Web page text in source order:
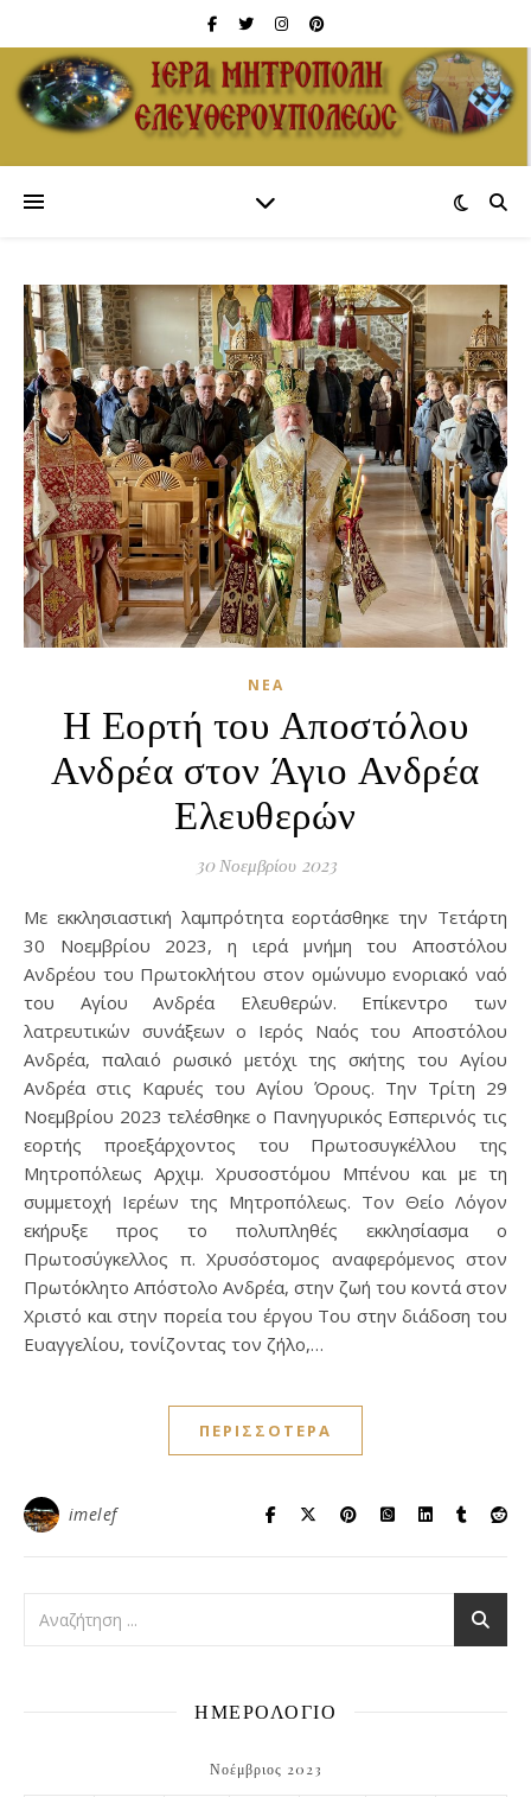
ΝΈΑ
Η Εορτή του Αποστόλου
Ανδρέα στον Άγιο Ανδρέα
Ελευθερών
30 Νοεμβρίου 2023
Με εκκλησιαστική λαμπρότητα εορτάσθηκε την Τετάρτη
30 Νοεμβρίου 2023, η ιερά μνήμη του Αποστόλου
Ανδρέου του Πρωτοκλήτου στον ομώνυμο ενοριακό ναό
του Αγίου Ανδρέα Ελευθερών. Επίκεντρο των
λατρευτικών συνάξεων ο Ιερός Ναός του Αποστόλου
Ανδρέα, παλαιό ρωσικό μετόχι της σκήτης του Αγίου
Ανδρέα στις Καρυές του Αγίου Όρους. Την Τρίτη 29
Νοεμβρίου 2023 τελέσθηκε ο Πανηγυρικός Εσπερινός τις
εορτής προεξάρχοντος του Πρωτοσυγκέλλου της
Μητροπόλεως Αρχιμ. Χρυσοστόμου Μπένου και με τη
συμμετοχή Ιερέων της Μητροπόλεως. Τον Θείο Λόγον
εκήρυξε προς το πολυπληθές εκκλησίασμα ο
Πρωτοσύγκελλος π. Χρυσόστομος αναφερόμενος στον
Πρωτόκλητο Απόστολο Ανδρέα, στην ζωή του κοντά στον
Χριστό και στην πορεία του έργου Του στην διάδοση του
Ευαγγελίου, τονίζοντας τον ζήλο,…
ΠΕΡΙΣΣΌΤΕΡΑ
imelef
ΗΜΕΡΟΛΟΓΙΟ
Νοέμβριος 2023